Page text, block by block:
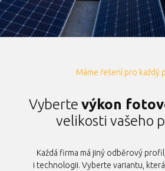
Máme řešení pro každý
Vybertevýkon
velikosti vašeho
Každá firma má jiný odběrový
i technologii. Vyberte variantu,